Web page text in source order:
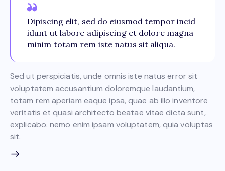
Dipiscing elit, sed do eiusmod tempor incid
idunt ut labore adipiscing et dolore magna
minim totam rem iste natus sit aliqua.
Sed ut perspiciatis, unde omnis iste natus error sit
voluptatem accusantium doloremque laudantium,
totam rem aperiam eaque ipsa, quae ab illo inventore
veritatis et quasi architecto beatae vitae dicta sunt,
explicabo. nemo enim ipsam voluptatem, quia voluptas
sit.